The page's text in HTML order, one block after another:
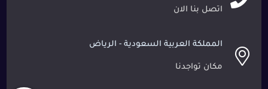
اتصل بنا الان
المملكة العربية السعودية - الرياض
مكان تواجدنا